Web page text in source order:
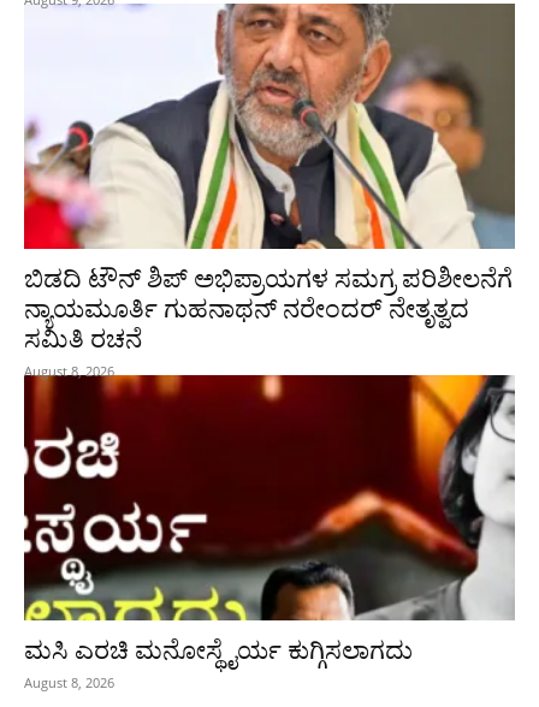
ಬಿಡದಿ ಟೌನ್ ಶಿಪ್ ಅಭಿಪ್ರಾಯಗಳ ಸಮಗ್ರ ಪರಿಶೀಲನೆಗೆ
ನ್ಯಾಯಮೂರ್ತಿ ಗುಹನಾಥನ್ ನರೇಂದರ್ ನೇತೃತ್ವದ
ಸಮಿತಿ ರಚನೆ
August 8, 2026
ಮಸಿ ಎರಚಿ ಮನೋಸ್ಥೈರ್ಯ ಕುಗ್ಗಿಸಲಾಗದು
August 8, 2026